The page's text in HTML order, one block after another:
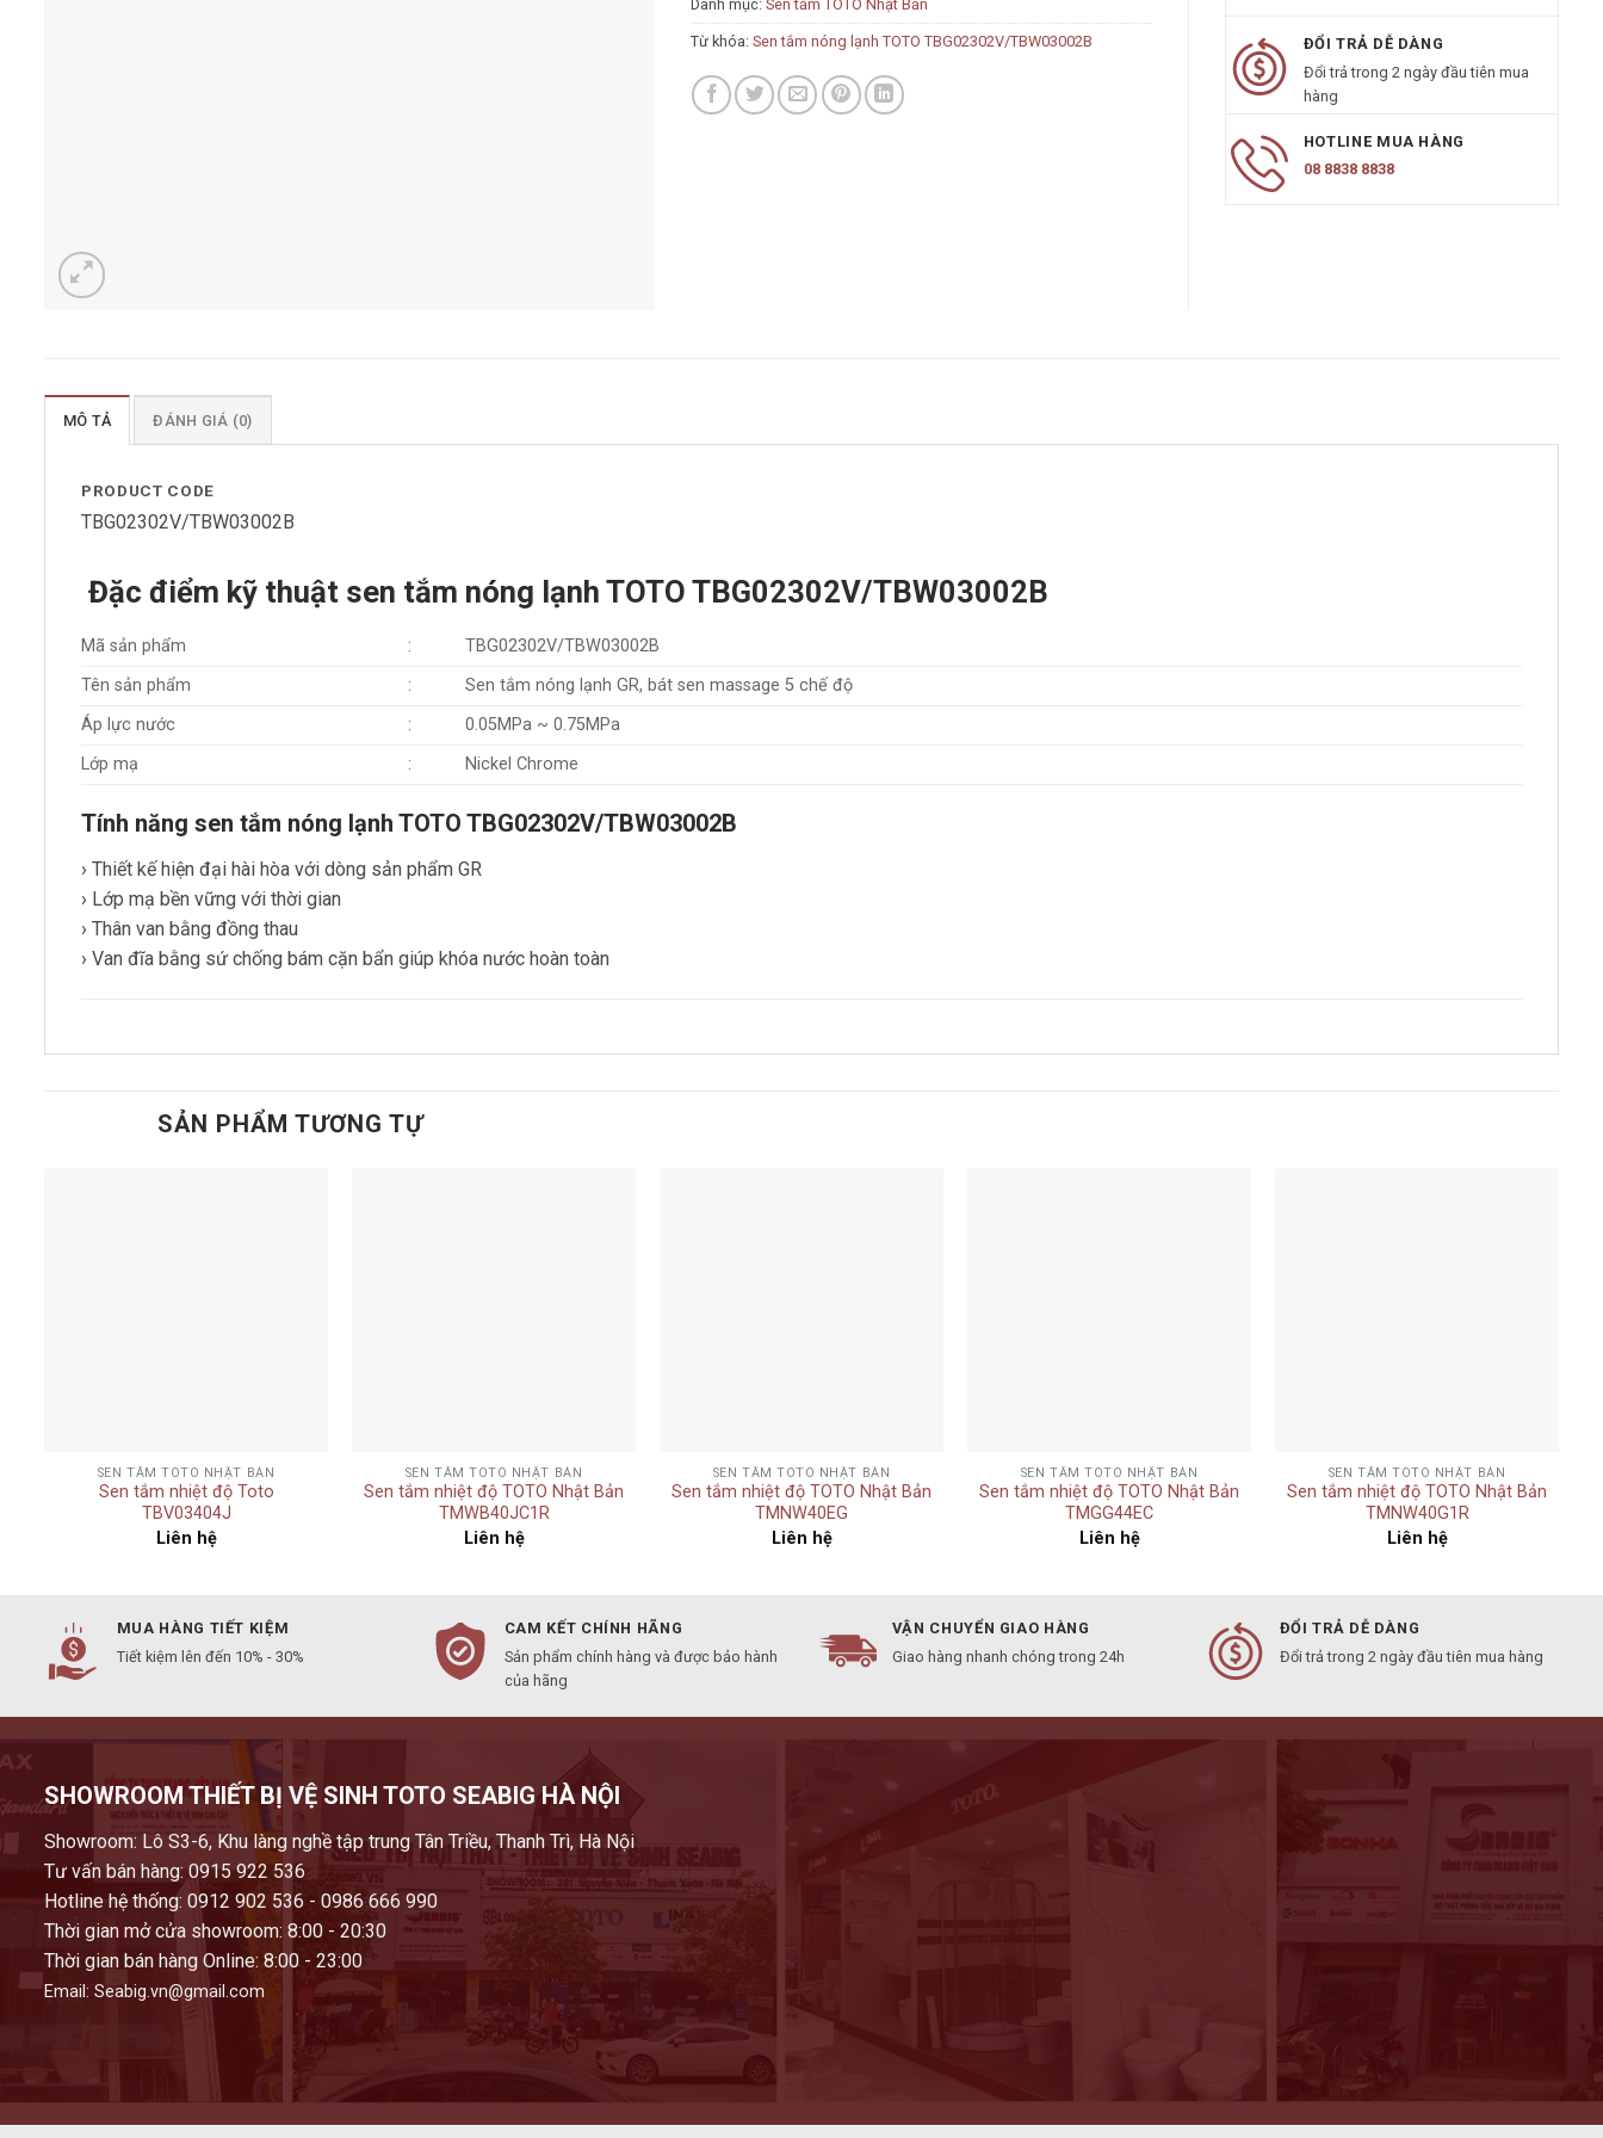
Danh mục: Sen tắm TOTO Nhật Bản
Từ khóa: Sen tắm nóng lạnh TOTO TBG02302V/TBW03002B
ĐỔI TRẢ DỄ DÀNG
Đổi trả trong 2 ngày đầu tiên mua
hàng
HOTLINE MUA HÀNG
08 8838 8838
MÔ TẢ ĐÁNH GIÁ (0)
PRODUCT CODE
TBG02302V/TBW03002B
Đặc điểm kỹ thuật sen tắm nóng lạnh TOTO TBG02302V/TBW03002B
Mã sản phẩm :
TBG02302V/TBW03002B
Tên sản phẩm
:
Sen tắm nóng lạnh GR, bát sen massage 5 chế độ
Áp lực nước
:
0.05MPa ~ 0.75MPa
Lớp mạ
: Nickel Chrome
Tính năng sen tắm nóng lạnh TOTO TBG02302V/TBW03002B
› Thiết kế hiện đại hài hòa với dòng sản phẩm GR
› Lớp mạ bền vững với thời gian
› Thân van bằng đồng thau
› Van đĩa bằng sứ chống bám cặn bẩn giúp khóa nước hoàn toàn
SẢN PHẨM TƯƠNG TỰ
SEN TẮM TOTO NHẬT BẢN
Sen tắm nhiệt độ Toto
TBV03404J
Liên hệ
SEN TẮM TOTO NHẬT BẢN
Sen tắm nhiệt độ TOTO Nhật Bản
TMWB40JC1R
Liên hệ
SEN TẮM TOTO NHẬT BẢN
Sen tắm nhiệt độ TOTO Nhật Bản
TMNW40EG
Liên hệ
SEN TẮM TOTO NHẬT BẢN
Sen tắm nhiệt độ TOTO Nhật Bản
TMGG44EC
Liên hệ
SEN TẮM TOTO NHẬT BẢN
Sen tắm nhiệt độ TOTO Nhật Bản
TMNW40G1R
Liên hệ
MUA HÀNG TIẾT KIỆM
Tiết kiệm lên đến 10% - 30%
CAM KẾT CHÍNH HÃNG
Sản phẩm chính hàng và được bảo hành
của hãng
VẬN CHUYỂN GIAO HÀNG
Giao hàng nhanh chóng trong 24h
ĐỔI TRẢ DỄ DÀNG
Đổi trả trong 2 ngày đầu tiên mua hàng
SHOWROOM THIẾT BỊ VỆ SINH TOTO SEABIG HÀ NỘI
Showroom: Lô S3-6, Khu làng nghề tập trung Tân Triều, Thanh Trì, Hà Nội
Tư vấn bán hàng: 0915 922 536
Hotline hệ thống: 0912 902 536 - 0986 666 990
Thời gian mở cửa showroom: 8:00 - 20:30
Thời gian bán hàng Online: 8:00 - 23:00
Email: Seabig.vn@gmail.com